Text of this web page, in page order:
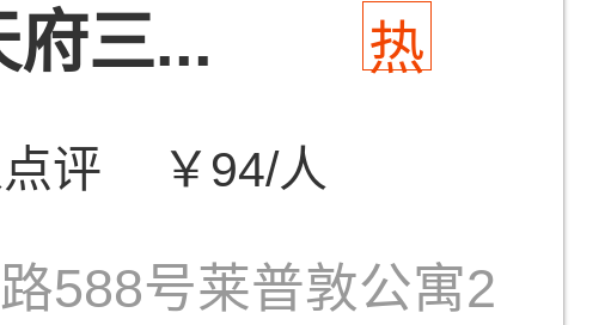
府三... 热
评 ￥94/人
588号莱普敦公寓2